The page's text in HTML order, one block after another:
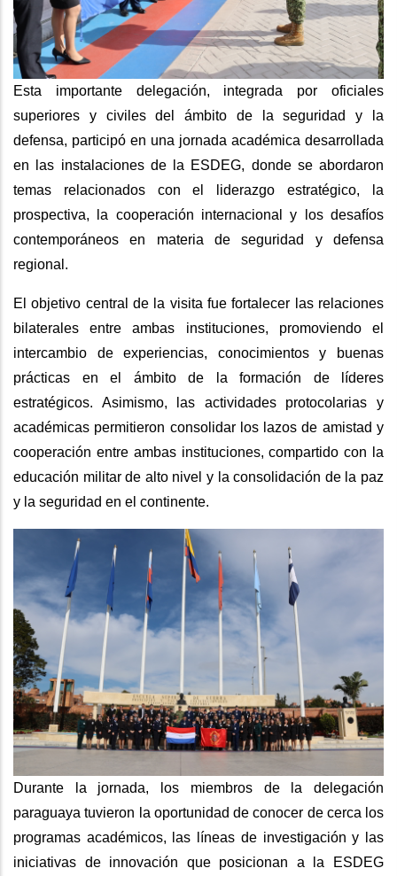
Esta importante delegación, integrada por oficiales
superiores y civiles del ámbito de la seguridad y la
defensa, participó en una jornada académica desarrollada
en las instalaciones de la ESDEG, donde se abordaron
temas relacionados con el liderazgo estratégico, la
prospectiva, la cooperación internacional y los desafíos
contemporáneos en materia de seguridad y defensa
regional.
El objetivo central de la visita fue fortalecer las relaciones
bilaterales entre ambas instituciones, promoviendo el
intercambio de experiencias, conocimientos y buenas
prácticas en el ámbito de la formación de líderes
estratégicos. Asimismo, las actividades protocolarias y
académicas permitieron consolidar los lazos de amistad y
cooperación entre ambas instituciones, compartido con la
educación militar de alto nivel y la consolidación de la paz
y la seguridad en el continente.
Durante la jornada, los miembros de la delegación
paraguaya tuvieron la oportunidad de conocer de cerca los
programas académicos, las líneas de investigación y las
iniciativas de innovación que posicionan a la ESDEG